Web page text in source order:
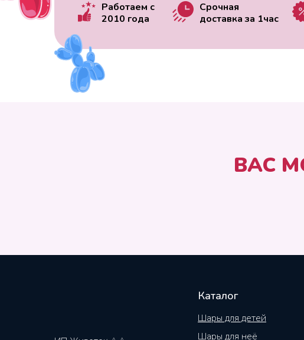
Работаем с
2010 года
Срочная
доставка за 1час
ВАС
Каталог
Шары для детей
Шары для неё